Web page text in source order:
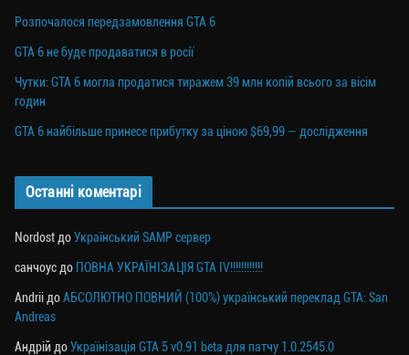
Розпочалося передзамовлення GTA 6
GTA 6 не буде продаватися в росії
Чутки: GTA 6 могла продатися тиражем 39 млн копій всього за вісім
годин
GTA 6 найбільше принесе прибутку за ціною $69,99 — дослідження
Останні коментарі
Nordost доУкраїнський SAMP сервер
санчоус до ПОВНА УКРАЇНІЗАЦІЯ GTA IV!!!!!!!!!!!!
Andrii доАБСОЛЮТНО ПОВНИЙ (100%) український переклад GTA: San
Andreas
Андрій доУкраїнізація GTA 5 v0.91 beta для патчу 1.0.2545.0